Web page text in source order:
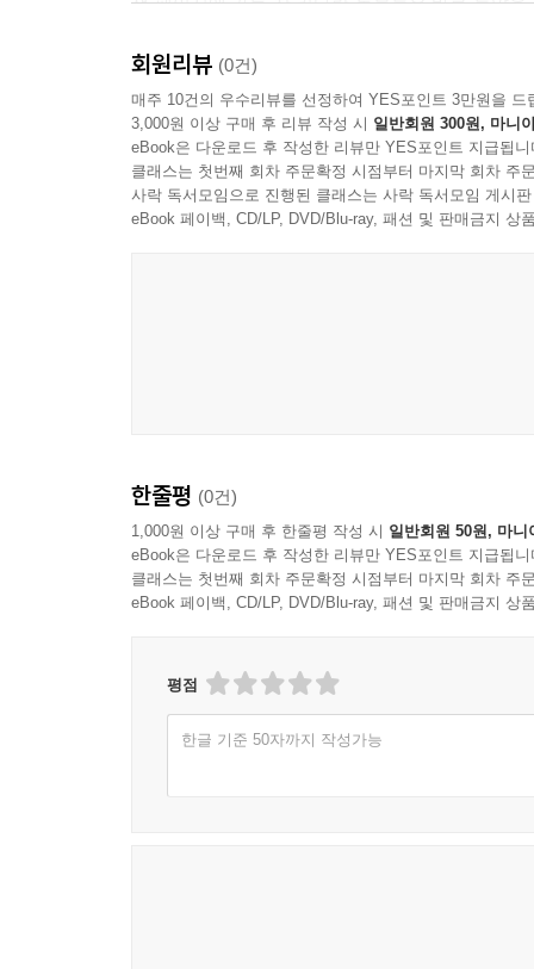
사나운지까지 알 수 있답니다.
두고두고 간직할 만한 멋진 백과 그림책
우리는 커다란 포유동물들을 가까이에서 볼 기
〈아주아주 큰 백과 그림책 동물〉에는 커다
회원리뷰 (0건)
매주 10건의 우수리뷰를 선정하여 YES포인트 3만원을 드
3,000원 이상 구매 후 리뷰 작성 시 일반회원 300원, 마니
eBook은 다운로드 후 작성한 리뷰만 YES포인트 지급됩니
클래스는 첫번째 회차 주문확정 시점부터 마지막 회차 주
사락 독서모임으로 진행된 클래스는 사락 독서모임 게시
eBook 페이백, CD/LP, DVD/Blu-ray, 패션 및 판매금지 상
한줄평 (0건)
1,000원 이상 구매 후 한줄평 작성 시 일반회원 50원, 마니
eBook은 다운로드 후 작성한 리뷰만 YES포인트 지급됩니
클래스는 첫번째 회차 주문확정 시점부터 마지막 회차 주
eBook 페이백, CD/LP, DVD/Blu-ray, 패션 및 판매금지 상
평점
한글 기준 50자까지 작성가능